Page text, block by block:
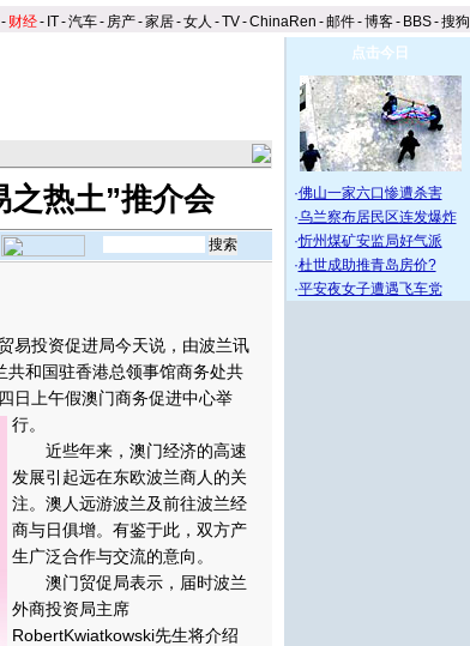
- 财经- IT-汽车- 房产-家居-女人 -TV-ChinaRen -邮件-博客- BBS-搜狗
之热土”推介会
投资促进局今天说，由波兰讯
共和国驻香港总领事馆商务处共
日上午假澳门商务促进中心举
行。
近些年来，澳门经济的高速
发展引起远在东欧波兰商人的关
注。澳人远游波兰及前往波兰经
商与日俱增。有鉴于此，双方产
生广泛合作与交流的意向。
澳门贸促局表示，届时波兰
外商投资局主席
RobertKwiatkowski先生将介绍
点击今日
·佛山一家六口惨遭杀害
·乌兰察布居民区连发爆炸
·忻州煤矿安监局好气派
·杜世成助推青岛房价?
·平安夜女子遭遇飞车党